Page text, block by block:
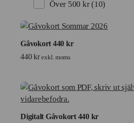
Över 500 kr(10)
Gåvokort 440 kr
440kr exkl. moms
Digitalt Gåvokort 440 kr